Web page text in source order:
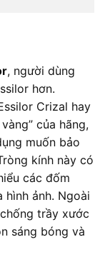
, người dùng
hơn.
Crizal hay
của hãng,
muốn bảo
kính này có
các đốm
ảnh. Ngoài
trầy xước
sáng bóng và